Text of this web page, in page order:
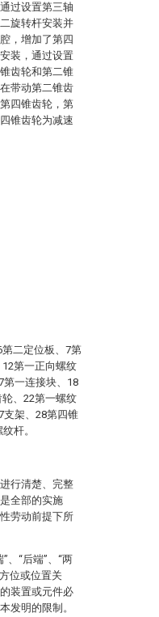
过设置第三轴
旋转杆安装并
，增加了第四
装，通过设置
齿轮和第二锥
带动第二锥齿
四锥齿轮，第
锥齿轮为减速
二定位板、7第
第一正向螺纹
第一连接块、18
、22第一螺纹
支架、28第四锥
杆。
行清楚、完整
全部的实施
劳动前提下所
、“后端”、“两
位或位置关
装置或元件必
发明的限制。